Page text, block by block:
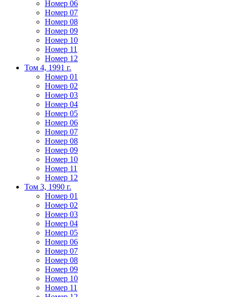
Номер 06
Номер 07
Номер 08
Номер 09
Номер 10
Номер 11
Номер 12
Том 4, 1991 г.
Номер 01
Номер 02
Номер 03
Номер 04
Номер 05
Номер 06
Номер 07
Номер 08
Номер 09
Номер 10
Номер 11
Номер 12
Том 3, 1990 г.
Номер 01
Номер 02
Номер 03
Номер 04
Номер 05
Номер 06
Номер 07
Номер 08
Номер 09
Номер 10
Номер 11